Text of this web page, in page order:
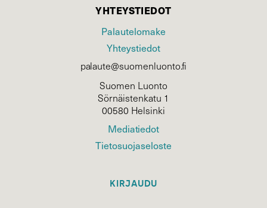
YHTEYSTIEDOT
Palautelomake
Yhteystiedot
palaute@suomenluonto.fi
Suomen Luonto
Sörnäistenkatu 1
00580 Helsinki
Mediatiedot
Tietosuojaseloste
KIRJAUDU